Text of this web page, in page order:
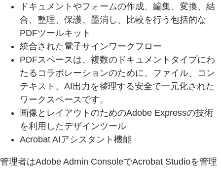
ドキュメントやフォームの作成、編集、変換、結
合、整理、保護、墨消し、比較を行う包括的な
PDFツールキット
統合された電子サインワークフロー
PDFスペースは、複数のドキュメントタイプにわ
たるコラボレーションのために、ファイル、コン
テキスト、AI出力を整理する安全で一元化された
ワークスペースです。
画像とレイアウトのためのAdobe Expressの技術
を利用したデザインツール
Acrobat AIアシスタント機能
管理者はAdobe Admin ConsoleでAcrobat Studioを管理